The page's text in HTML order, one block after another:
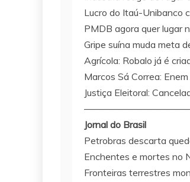
Lucro do Itaú-Unibanco
PMDB agora quer lugar
Gripe suína muda meta
Agrícola: Robalo já é
Marcos Sá Correa:
Justiça Eleitoral:
Jornal do Brasil
Petrobras descarta
Enchentes e mortes no
Fronteiras terrestres